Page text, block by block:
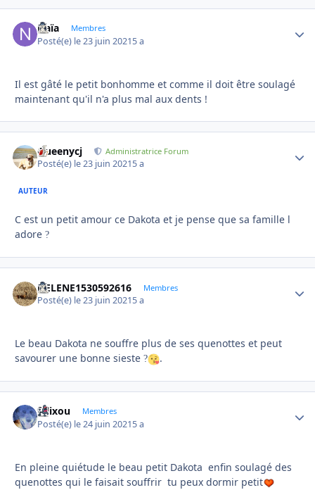
Naïa Membres
Posté(e) le 23 juin 20215 a
Il est gâté le petit bonhomme et comme il doit être soulagé
maintenant qu'il n'a plus mal aux dents !
Queenycj Administratrice Forum
Posté(e) le 23 juin 20215 a
AUTEUR
C est un petit amour ce Dakota et je pense que sa famille l
adore ?
HELENE1530592616 Membres
Posté(e) le 23 juin 20215 a
Le beau Dakota ne souffre plus de ses quenottes et peut
savourer une bonne sieste ? .
felixou Membres
Posté(e) le 24 juin 20215 a
En pleine quiétude le beau petit Dakota enfin soulagé des
quenottes qui le faisait souffrir tu peux dormir petit